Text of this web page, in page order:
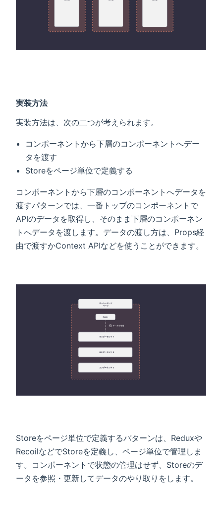
実装方法
実装方法は、次の二つが考えられます。
コンポーネントから下層のコンポーネントへデー
タを渡す
Storeをページ単位で定義する
コンポーネントから下層のコンポーネントへデータを
渡すパターンでは、一番トップのコンポーネントで
APIのデータを取得し、そのまま下層のコンポーネン
トへデータを渡します。データの渡し方は、Props経
由で渡すかContext APIなどを使うことができます。
Storeをページ単位で定義するパターンは、Reduxや
RecoilなどでStoreを定義し、ページ単位で管理しま
す。コンポーネントで状態の管理はせず、Storeのデ
ータを参照・更新してデータのやり取りをします。